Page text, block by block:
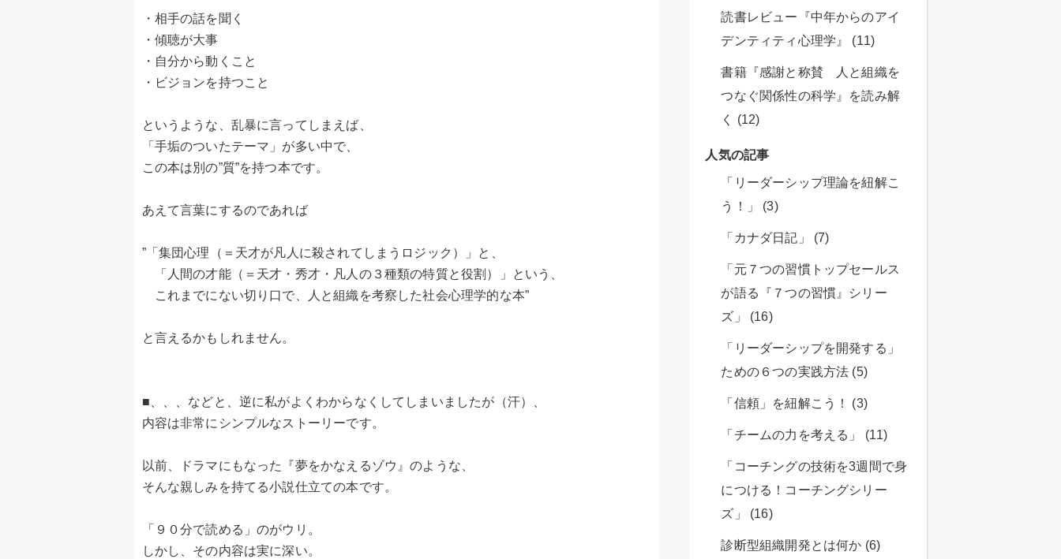
・相手の話を聞く
・傾聴が大事
・自分から動くこと
・ビジョンを持つこと
というような、乱暴に言ってしまえば、
「手垢のついたテーマ」が多い中で、
この本は別の”質”を持つ本です。
あえて言葉にするのであれば
”「集団心理（＝天才が凡人に殺されてしまうロジック）」と、
「人間の才能（＝天才・秀才・凡人の３種類の特質と役割）」という、
これまでにない切り口で、人と組織を考察した社会心理学的な本”
と言えるかもしれません。
■、、、などと、逆に私がよくわからなくしてしまいましたが（汗）、
内容は非常にシンプルなストーリーです。
以前、ドラマにもなった『夢をかなえるゾウ』のような、
そんな親しみを持てる小説仕立ての本です。
「９０分で読める」のがウリ。
しかし、その内容は実に深い。
読書レビュー『中年からのアイ
デンティティ心理学』 (11)
書籍『感謝と称賛 人と組織を
つなぐ関係性の科学』を読み解
く (12)
人気の記事
「リーダーシップ理論を紐解こ
う！」 (3)
「カナダ日記」 (7)
「元７つの習慣トップセールス
が語る『７つの習慣』シリー
ズ」 (16)
「リーダーシップを開発する」
ための６つの実践方法 (5)
「信頼」を紐解こう！ (3)
「チームの力を考える」 (11)
「コーチングの技術を3週間で身
につける！コーチングシリー
ズ」 (16)
診断型組織開発とは何か (6)